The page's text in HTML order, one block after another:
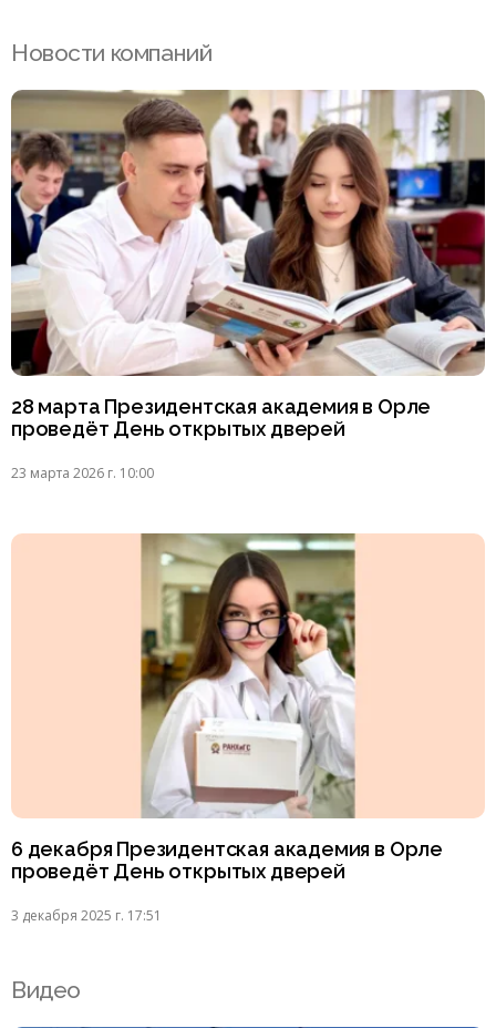
Новости компаний
28 марта Президентская академия в Орле
проведёт День открытых дверей
23 марта 2026 г. 10:00
6 декабря Президентская академия в Орле
проведёт День открытых дверей
3 декабря 2025 г. 17:51
Видео